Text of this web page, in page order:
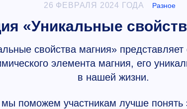
26 ФЕВРАЛЯ 2024 ГОДА Разное
«Уникальные
свойства магния» представляет
элемента магния, его
в нашей жизни.
поможем участникам лучше понять